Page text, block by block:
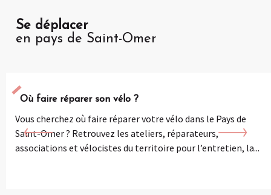
Se déplacer
en pays de Saint-Omer
Où faire réparer son vélo ?
Vous cherchez où faire réparer votre vélo dans le Pays de
Saint-Omer ? Retrouvez les ateliers, réparateurs,
associations et vélocistes du territoire pour l’entretien, la...